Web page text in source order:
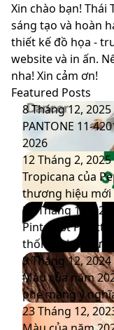
Xin chào bạn!
sáng tạo và hoàn
thiết kế đồ họa -
website và in ấn.
nha! Xin cảm ơn!
Featured Posts
PANTONE
11-
4201
Cloud
Dancer,
Màu
sắc
của
năm
2026
8 Tháng 12, 2025
PANTONE 11-
2026
Tropicana
của
PepsiCo
tái
xuất
với
bộ
nhận
diện
thương
12 Tháng 2, 2025
Tropicana của
thương hiệu mới
Pinterest
Palette
công
bố
5
màu
sắc
20 Tháng 1, 2025
Pinterest Palette
thống trị xu
Màu
của
năm
2025
9 Tháng 12, 2024
Màu của năm
phê mang ý
Màu
23 Tháng 12,